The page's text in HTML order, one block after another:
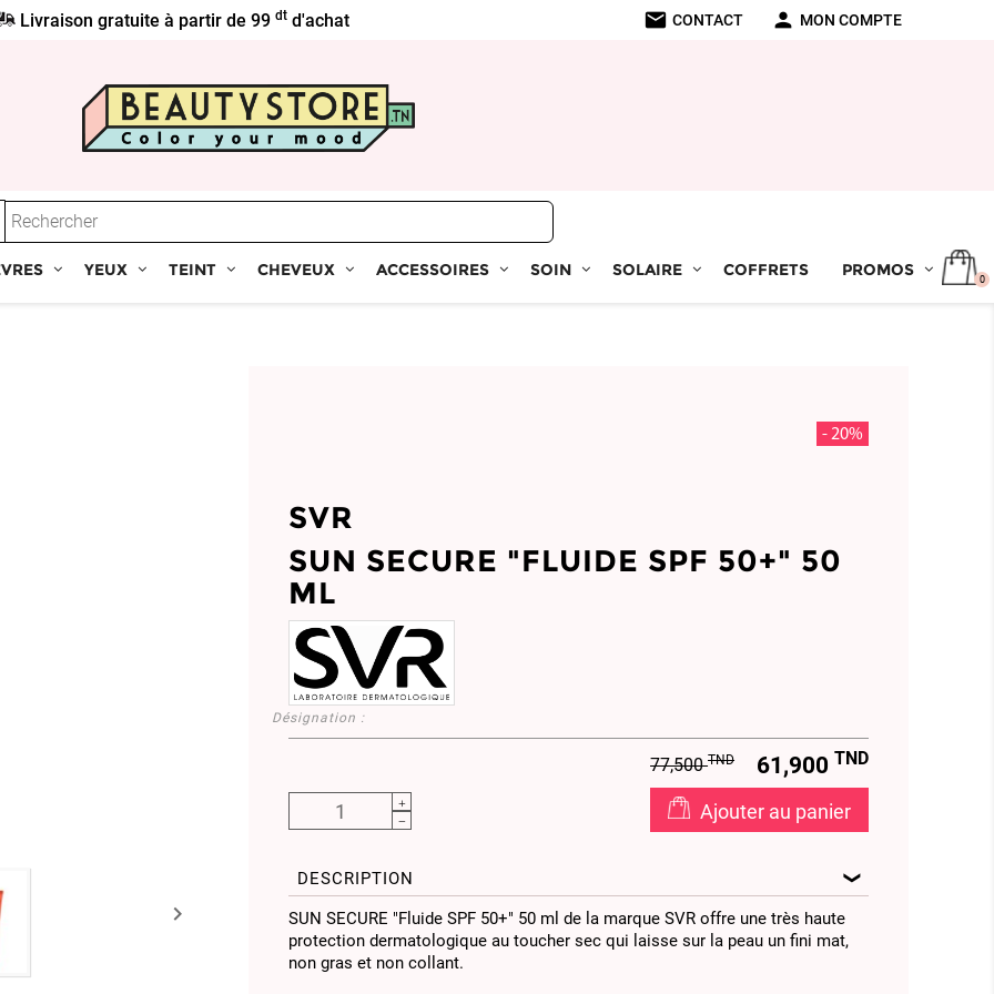
Livraison gratuite à partir de 99dt d'achat mail CONTACT person MON COMPTE
YEUX TEINT CHEVEUX ACCESSOIRES SOIN SOLAIRE COFFRETS PROMOS 0

- 20%
SVR
SUN SECURE "FLUIDE SPF 50+" 50
ML
Désignation :
77,500TND 61,900 TND
Ajouter au panier
DESCRIPTION
SUN SECURE "Fluide SPF 50+" 50 ml de la marque SVR offre une très haute
protection dermatologique au toucher sec qui laisse sur la peau un fini mat,
non gras et non collant.